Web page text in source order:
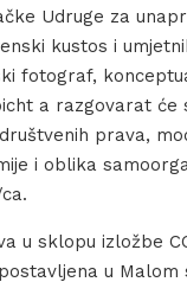
Udruge za
kustos i
fotograf,
a razgovarat će
prava,
i oblika
u sklopu izložbe
u Malom